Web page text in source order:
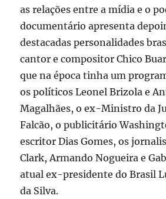
as relações entre a mídia e o
documentário apresenta
destacadas personalidades
cantor e compositor Chico
que na época tinha um
os políticos Leonel Brizola e
Magalhães, o ex-Ministro da
Falcão, o publicitário
escritor Dias Gomes, os
Clark, Armando Nogueira e
atual ex-presidente do Brasil
da Silva.